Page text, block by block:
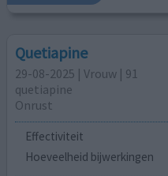
Quetiapine
29-08-2025 | Vrouw | 91
quetiapine
Onrust
Effectiviteit
Hoeveelheid bijwerkingen